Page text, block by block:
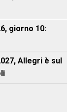
giorno 10:
Allegri è sul